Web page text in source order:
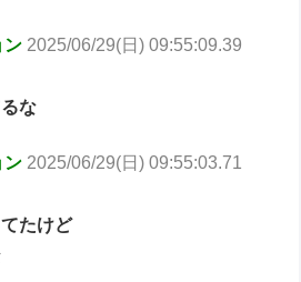
ン 2025/06/29(日) 09:55:09.39
な
ン 2025/06/29(日) 09:55:03.71
たけど